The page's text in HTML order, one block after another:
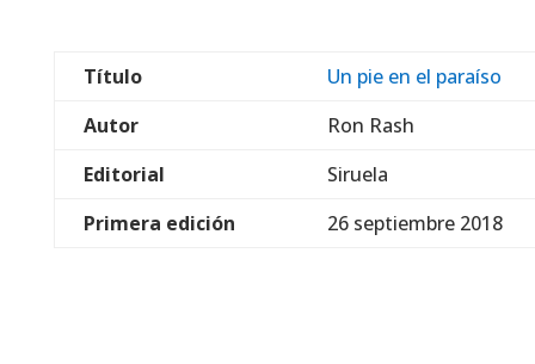
Título
Un pie en el paraíso
Autor
Ron Rash
Editorial
Siruela
Primera edición
26 septiembre 2018